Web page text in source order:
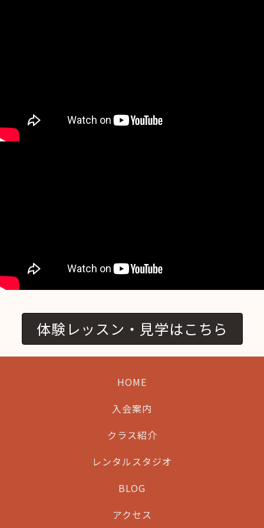
体験レッスン・見学はこちら
HOME
入会案内
クラス紹介
レンタルスタジオ
BLOG
アクセス